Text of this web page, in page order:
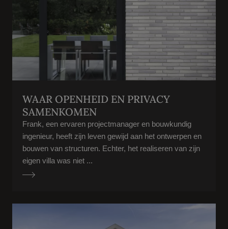
WAAR OPENHEID EN PRIVACY
SAMENKOMEN
Frank, een ervaren projectmanager en bouwkundig
ingenieur, heeft zijn leven gewijd aan het ontwerpen en
bouwen van structuren. Echter, het realiseren van zijn
eigen villa was niet ...